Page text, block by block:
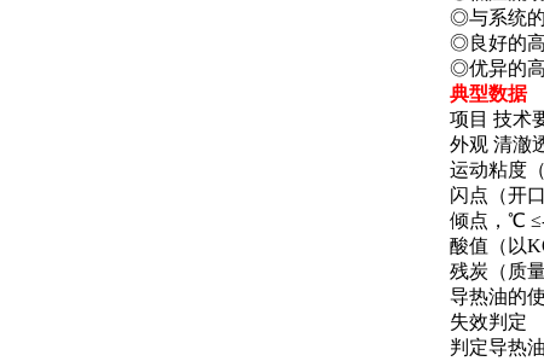
◎与系统
◎良好的
◎优异的
典型数据
项目 技术
外观 清澈
运动粘度
闪点（开
倾点，℃
酸值（以
残炭（质
导热油的使
失效判定
判定导热